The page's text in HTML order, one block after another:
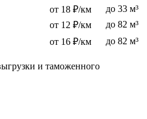
от 18 ₽/км
до 33 м³
от 12 ₽/км
до 82 м³
от 16 ₽/км до 82 м³
и таможенного